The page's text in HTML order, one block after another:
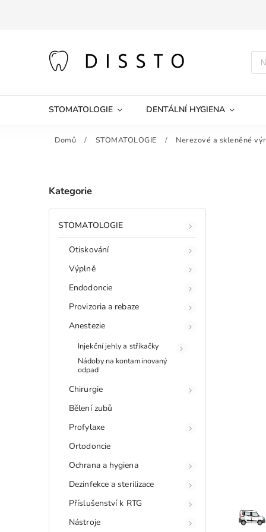
STOMATOLOGIE DENTÁLNÍ HYGIENA
Domů / STOMATOLOGIE / Nerezové a skleněné
Kategorie
STOMATOLOGIE
Otiskování
Výplně
Endodoncie
Provizoria a rebaze
Anestezie
Injekční jehly a stříkačky
Nádoby na kontaminovaný
odpad
Chirurgie
Bělení zubů
Profylaxe
Ortodoncie
Ochrana a hygiena
Dezinfekce a sterilizace
Příslušenství k RTG
Nástroje